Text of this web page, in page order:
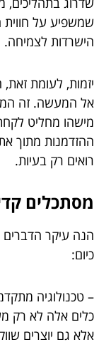
שמשפיע על
הישרדות לצמיחה.
יזמות, לעומת
אל המעשה. זה
מישהו מחליט
ההזדמנות מתוך
רואים רק בעיות.
מסתכלים
הנה עיקר
כיום:
– טכנולוגיה
כלים אלה לא רק
אלא גם יוצרים